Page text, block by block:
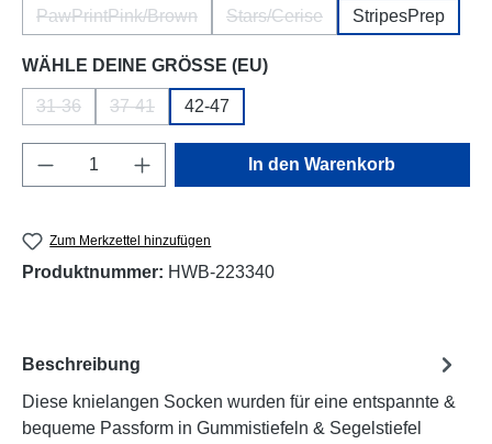
PawPrintPink/Brown
(Diese Option ist zurzeit nicht verfügbar.)
Stars/Cerise
(Diese Option ist zurzeit nicht
StripesPrep
WÄHLE DEINE GRÖSSE (EU)auswählen
31-36
(Diese Option ist zurzeit nicht verfügbar.)
37-41
(Diese Option ist zurzeit nicht verfügbar.)
42-47
Produkt Anzahl: Gib den gewünschten
In den Warenkorb
Zum Merkzettel hinzufügen
Produktnummer: HWB-223340
Beschreibung
Diese knielangen Socken wurden für eine entspannte &
bequeme Passform in Gummistiefeln & Segelstiefel